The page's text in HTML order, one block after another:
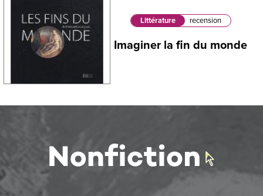
Littérature recension
Imaginer la fin du monde